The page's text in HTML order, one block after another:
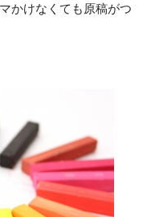
かけなくても原稿がつ